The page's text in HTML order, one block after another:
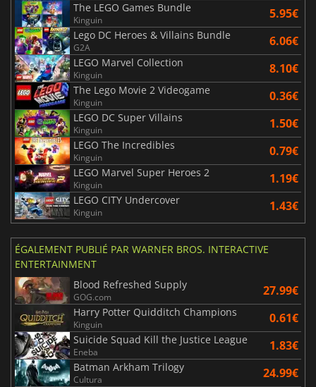
The LEGO Games Bundle
Kinguin 5.95€
Lego DC Heroes & Villains Bundle
G2A 6.06€
LEGO Marvel Collection
Kinguin 8.10€
The Lego Movie 2 Videogame
Kinguin 0.36€
LEGO DC Super Villains
Kinguin 1.50€
LEGO The Incredibles
Kinguin 0.79€
LEGO Marvel Super Heroes 2
Kinguin 1.19€
LEGO CITY Undercover
Kinguin 1.43€
ÉGALEMENT PUBLIÉ PAR WARNER BROS. INTERACTIVE
ENTERTAINMENT
Blood Refreshed Supply
GOG.com 27.99€
Harry Potter Quidditch Champions
Kinguin 0.61€
Suicide Squad Kill the Justice League
Eneba 1.83€
Batman Arkham Trilogy
Cultura 24.99€